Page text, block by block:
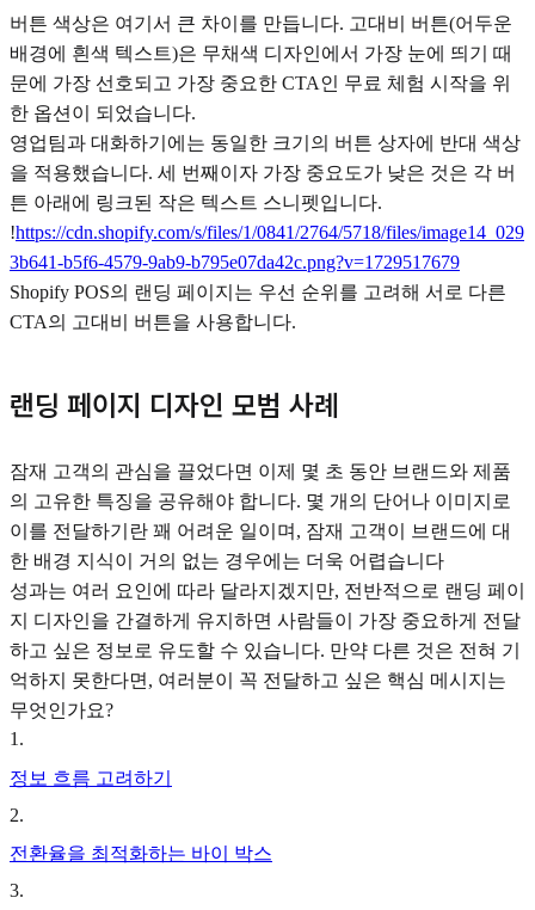
버튼 색상은 여기서 큰 차이를 만듭니다. 고대비 버튼(어두운
배경에 흰색 텍스트)은 무채색 디자인에서 가장 눈에 띄기 때
문에 가장 선호되고 가장 중요한 CTA인 무료 체험 시작을 위
한 옵션이 되었습니다.
영업팀과 대화하기에는 동일한 크기의 버튼 상자에 반대 색상
을 적용했습니다. 세 번째이자 가장 중요도가 낮은 것은 각 버
튼 아래에 링크된 작은 텍스트 스니펫입니다.
!https://cdn.shopify.com/s/files/1/0841/2764/5718/files/image14_029
3b641-b5f6-4579-9ab9-b795e07da42c.png?v=1729517679
Shopify POS의 랜딩 페이지는 우선 순위를 고려해 서로 다른
CTA의 고대비 버튼을 사용합니다.
랜딩 페이지 디자인 모범 사례
잠재 고객의 관심을 끌었다면 이제 몇 초 동안 브랜드와 제품
의 고유한 특징을 공유해야 합니다. 몇 개의 단어나 이미지로
이를 전달하기란 꽤 어려운 일이며, 잠재 고객이 브랜드에 대
한 배경 지식이 거의 없는 경우에는 더욱 어렵습니다
성과는 여러 요인에 따라 달라지겠지만, 전반적으로 랜딩 페이
지 디자인을 간결하게 유지하면 사람들이 가장 중요하게 전달
하고 싶은 정보로 유도할 수 있습니다. 만약 다른 것은 전혀 기
억하지 못한다면, 여러분이 꼭 전달하고 싶은 핵심 메시지는
무엇인가요?
1 .
정보 흐름 고려하기
2.
전환율을 최적화하는 바이 박스
3.